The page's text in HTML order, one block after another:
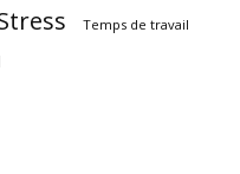
Temps de travail